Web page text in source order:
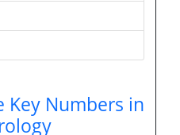
Key Numbers in